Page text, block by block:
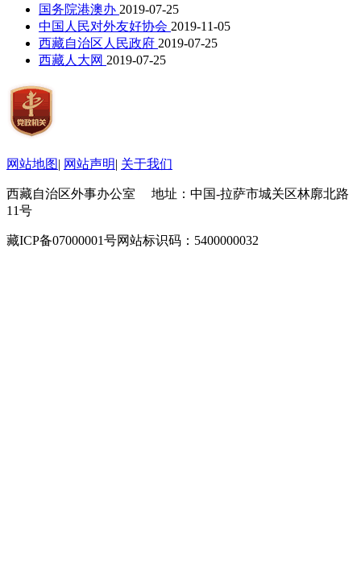
国务院港澳办 2019-07-25
中国人民对外友好协会 2019-11-05
西藏自治区人民政府 2019-07-25
西藏人大网 2019-07-25
网站地图| 网站声明| 关于我们
西藏自治区外事办公室 地址：中国-拉萨市城关区林廓北路
11号
藏ICP备07000001号网站标识码：5400000032